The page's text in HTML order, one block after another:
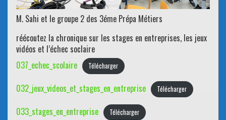
M. Sahi et le groupe 2 des 3éme Prépa Métiers
réécoutez la chronique sur les stages en entreprises, les jeux
vidéos et l’échec soclaire
037_echec_scolaire
Télécharger
032_jeux_videos_et_stages_en_entreprise Télécharger
033_stages_en_entreprise Télécharger